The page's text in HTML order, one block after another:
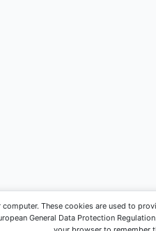
These cookies are used to
General Data Protection